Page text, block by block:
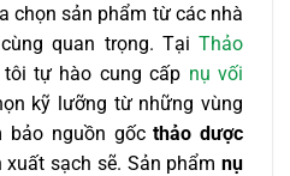
chọn sản phẩm từ các nhà
quan trọng. Tại Thảo
tôi tự hào cung cấp nụ vối
kỹ lưỡng từ những vùng
bảo nguồn gốcthảo dược
sạch sẽ. Sản phẩmnụ